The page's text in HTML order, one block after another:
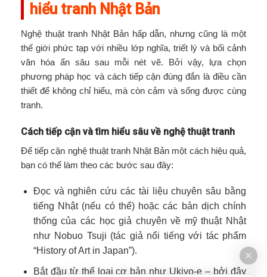
hiểu tranh Nhật Bản
Nghệ thuật tranh Nhật Bản hấp dẫn, nhưng cũng là một
thế giới phức tạp với nhiều lớp nghĩa, triết lý và bối cảnh
văn hóa ẩn sâu sau mỗi nét vẽ. Bởi vậy, lựa chọn
phương pháp học và cách tiếp cận đúng đắn là điều cần
thiết để không chỉ hiểu, mà còn cảm và sống được cùng
tranh.
Cách tiếp cận và tìm hiểu sâu về nghệ thuật tranh
Để tiếp cận nghệ thuật tranh Nhật Bản một cách hiệu quả,
bạn có thể làm theo các bước sau đây:
Đọc và nghiên cứu các tài liệu chuyên sâu bằng
tiếng Nhật (nếu có thể) hoặc các bản dịch chính
thống của các học giả chuyên về mỹ thuật Nhật
như Nobuo Tsuji (tác giả nổi tiếng với tác phẩm
“History of Art in Japan”).
Bắt đầu từ thể loại cơ bản như Ukiyo-e – bởi đây